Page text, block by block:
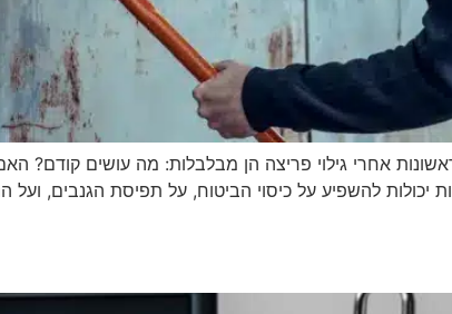
אחרי גילוי פריצה הן מבלבלות: מה עושים קודם?
הטעויות ב-72 השעות הראשונות יכולות להשפיע על כיסוי הביטוח, על